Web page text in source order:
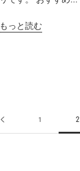
もっと読む
1 2